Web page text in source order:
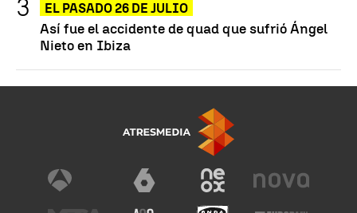
EL PASADO 26 DE JULIO
Así fue el accidente de quad que sufrió Ángel
Nieto en Ibiza